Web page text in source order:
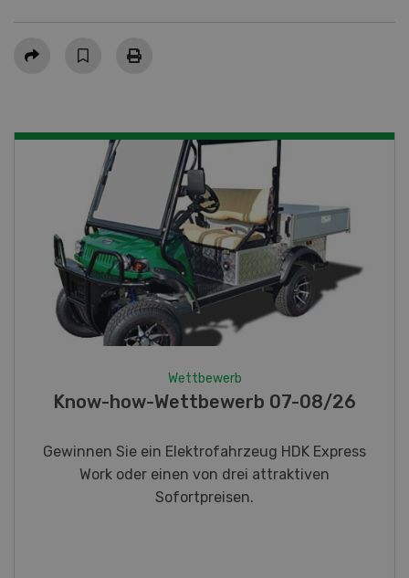
Teilen
Fotorätsel 07-08/26
Gewinnen Sie eines von fünf LANDI
Taschenmessern